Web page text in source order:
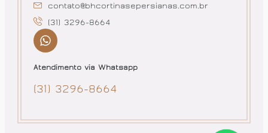
contato@bhcortinasepersianas.com.br
(31) 3296-8664
Atendimento via Whatsapp
(31) 3296-8664